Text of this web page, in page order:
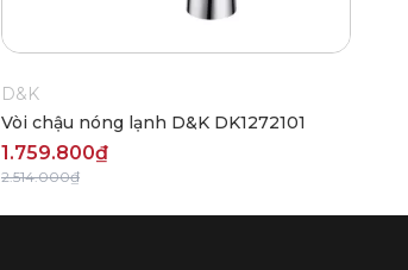
D&K
Vòi chậu nóng lạnh D&K DK1272101
1.759.800₫
2.514.000₫